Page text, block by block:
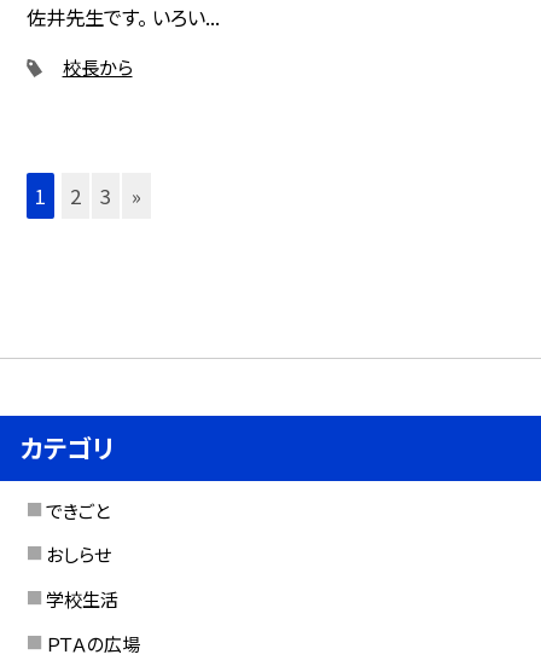
佐井先生です。 いろい...
校長から
1 2 3 »
カテゴリ
できごと
おしらせ
学校生活
ＰＴＡの広場